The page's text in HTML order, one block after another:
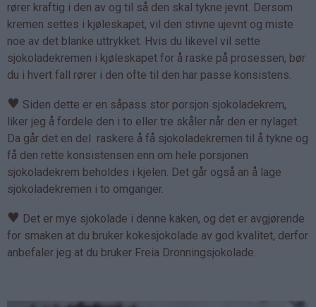
rører kraftig i den av og til så den skal tykne jevnt. Dersom
kremen settes i kjøleskapet, vil den stivne ujevnt og miste
noe av det blanke uttrykket. Hvis du likevel vil sette
sjokoladekremen i kjøleskapet for å raske på prosessen, bør
du i hvert fall rører i den ofte til den har passe konsistens.
♥ Siden dette er en såpass stor porsjon sjokoladekrem,
liker jeg å fordele den i to eller tre skåler når den er nylaget.
Da går det en del raskere å få sjokoladekremen til å tykne og
få den rette konsistensen enn om hele porsjonen
sjokoladekrem beholdes i kjelen. Det går også an å lage
sjokoladekremen i to omganger.
♥ Det er mye sjokolade i denne kaken, og det er avgjørende
for smaken at du bruker kokesjokolade av god kvalitet, derfor
anbefaler jeg at du bruker Freia Dronningsjokolade.